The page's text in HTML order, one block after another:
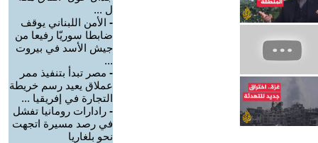
ل ...
- الأمن اللبناني يوقف
ضابطا سوريّا رفيعا من
جيش الأسد في بيروت
...
- مصر تبدأ بتنفيذ ممر
عملاق يعيد رسم خريطة
التجارة في إفريقيا ...
- رادارات رومانيا تفشل
في رصد مسيرة اتجهت
نحو بلغاريا